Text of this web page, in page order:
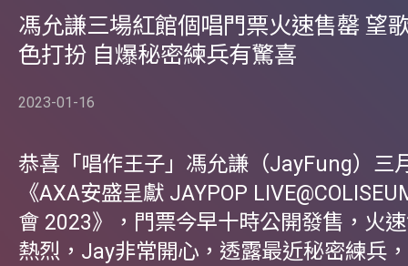
馮允謙三場紅館個唱門票火速售罄 望
色打扮 自爆秘密練兵有驚喜
2023-01-16
恭喜「唱作王子」馮允謙（JayFung）三
《AXA安盛呈獻 JAYPOP
會 2023》，門票今早十時公開發售，火
熱烈，Jay非常開心，透露最近秘密練兵